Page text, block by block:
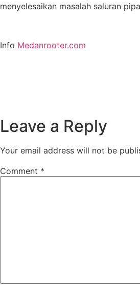
menyelesaikan masalah saluran
Info Medanrooter.com
Leave a Reply
Your email address will not be
Comment *